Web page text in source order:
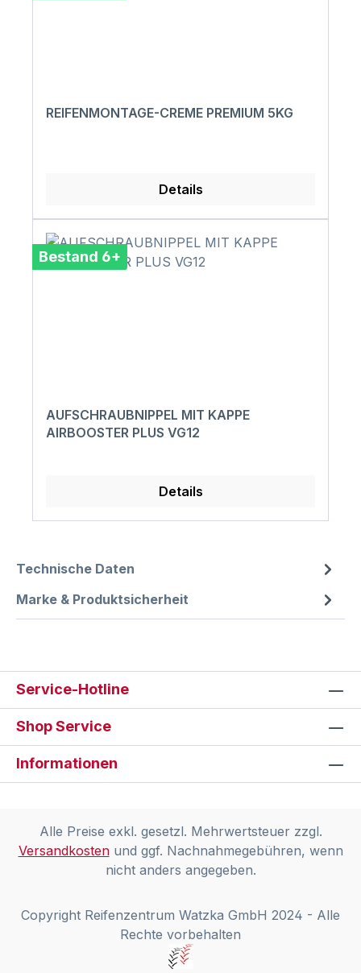
REIFENMONTAGE-CREME PREMIUM 5KG
Details
Bestand 6+
AUFSCHRAUBNIPPEL MIT KAPPE
AIRBOOSTER PLUS VG12
Details
Technische Daten
Marke & Produktsicherheit
Service-Hotline
Shop Service
Informationen
Alle Preise exkl. gesetzl. Mehrwertsteuer zzgl.
Versandkostenund ggf. Nachnahmegebühren, wenn
nicht anders angegeben.
Copyright Reifenzentrum Watzka GmbH 2024 - Alle
Rechte vorbehalten